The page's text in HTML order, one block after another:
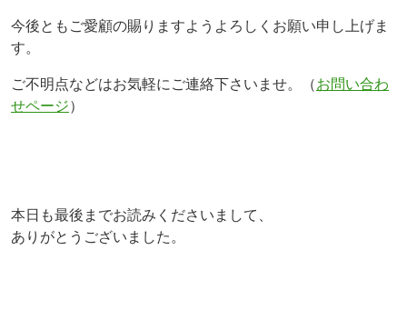
今後ともご愛顧の賜りますようよろしくお願い申し上げま
す。
ご不明点などはお気軽にご連絡下さいませ。（お問い合わ
せページ）
本日も最後までお読みくださいまして、
ありがとうございました。